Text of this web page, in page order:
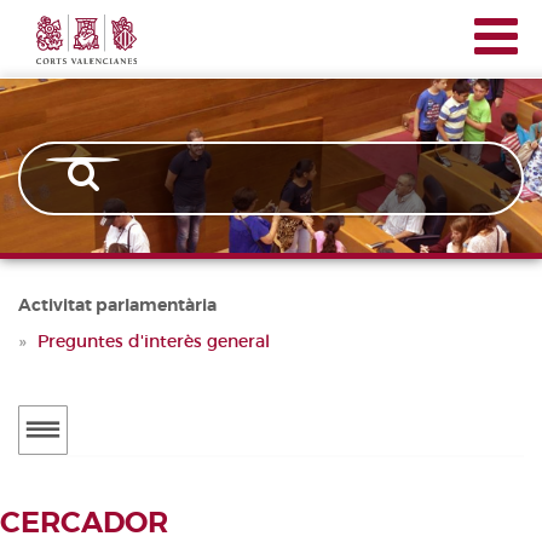
contingut
Corts
Valencianes
Activitat parlamentària
Preguntes d'interès general
Menú
Notícies
CERCADOR DE TRAMITACIONS
CERCADOR